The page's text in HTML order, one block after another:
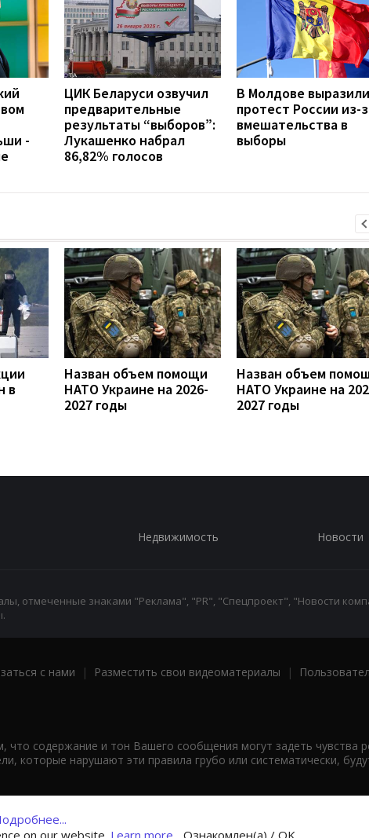
-
ЦИК Беларуси озвучил
предварительные
результаты “выборов”:
Лукашенко набрал
86,82% голосов
В Молдове выразили
протест России из-
вмешательства в
выборы
в
Назван объем помощи
НАТО Украине на 2026-
2027 годы
Назван объем
НАТО Украине на
2027 годы
Недвижимость Новости
отмеченные знаками "Реклама", "PR", "Спецпроект", "Новости
с нами | Разместить свои видеоматериалы |
содержание и тон Вашего сообщения могут задеть чувства
которые нарушают эти правила грубо или систематически,
on our website. Learn more... Ознакомлен(а) / OK